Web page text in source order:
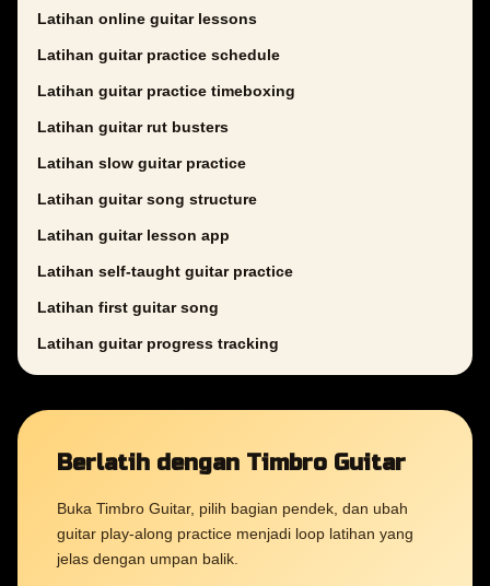
Latihan online guitar lessons
Latihan guitar practice schedule
Latihan guitar practice timeboxing
Latihan guitar rut busters
Latihan slow guitar practice
Latihan guitar song structure
Latihan guitar lesson app
Latihan self-taught guitar practice
Latihan first guitar song
Latihan guitar progress tracking
Berlatih dengan Timbro Guitar
Buka Timbro Guitar, pilih bagian pendek, dan ubah
guitar play-along practice menjadi loop latihan yang
jelas dengan umpan balik.